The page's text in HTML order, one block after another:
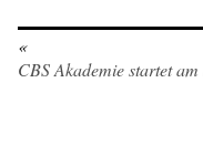
«
CBS Akademie startet